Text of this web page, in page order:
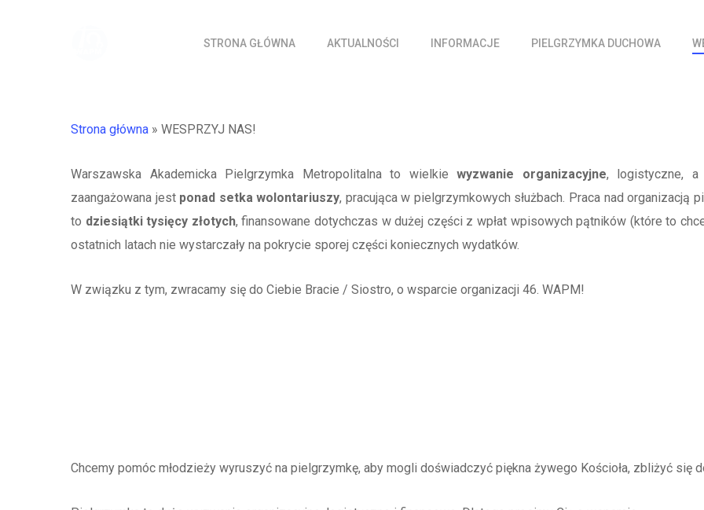
STRONA GŁÓWNA AKTUALNOŚCI INFORMACJE PIELGRZYMKA DUCHOWA
Strona główna » WESPRZYJ NAS!
Warszawska Akademicka Pielgrzymka Metropolitalna to wielkie wyzwanie organizacyjne, logistyczne, a
zaangażowana jest ponad setka wolontariuszy, pracująca w pielgrzymkowych służbach. Praca nad
to dziesiątki tysięcy złotych, finansowane dotychczas w dużej części z wpłat wpisowych pątników (które to
ostatnich latach nie wystarczały na pokrycie sporej części koniecznych wydatków.
W związku z tym, zwracamy się do Ciebie Bracie / Siostro, o wsparcie organizacji 46. WAPM!
Chcemy pomóc młodzieży wyruszyć na pielgrzymkę, aby mogli doświadczyć piękna żywego Kościoła, zbliżyć się